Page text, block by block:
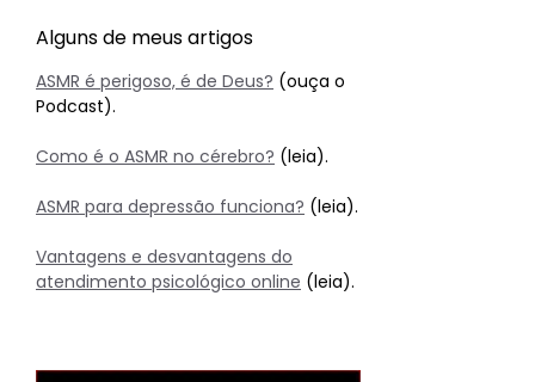
Alguns de meus artigos
ASMR é perigoso, é de Deus? (ouça o
Podcast).
Como é o ASMR no cérebro? (leia).
ASMR para depressão funciona? (leia).
Vantagens e desvantagens do
atendimento psicológico online (leia).